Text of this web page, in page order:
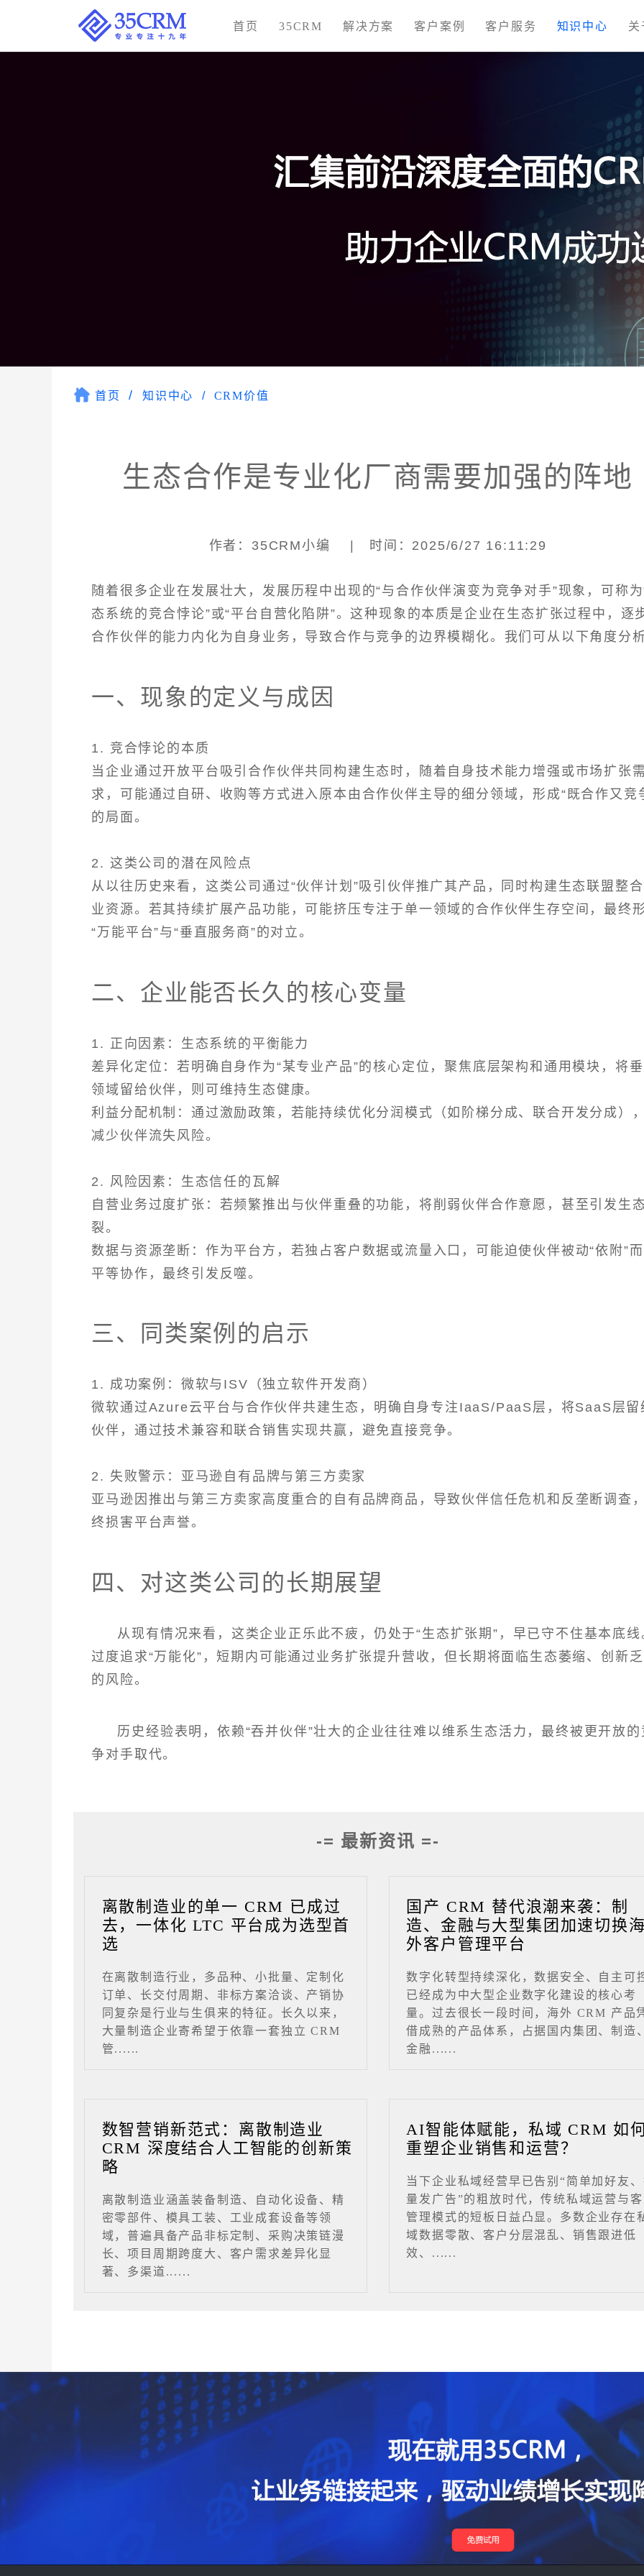
首页 35CRM 解决方案 客户案例 客户服务 知识中心 关
首页 知识中心 CRM价值
生态合作是专业化厂商需要加强的阵地
作者：35CRM小编 | 时间：2025/6/27 16:11:29
随着很多企业在发展壮大，发展历程中出现的“与合作伙伴演变为竞争对手”现象，可称
态系统的竞合悖论”或“平台自营化陷阱”。这种现象的本质是企业在生态扩张过程中，逐
合作伙伴的能力内化为自身业务，导致合作与竞争的边界模糊化。我们可从以下角度分
一、现象的定义与成因
1. 竞合悖论的本质
当企业通过开放平台吸引合作伙伴共同构建生态时，随着自身技术能力增强或市场扩张
求，可能通过自研、收购等方式进入原本由合作伙伴主导的细分领域，形成“既合作又竞
的局面。
2. 这类公司的潜在风险点
从以往历史来看，这类公司通过“伙伴计划”吸引伙伴推广其产品，同时构建生态联盟整
业资源。若其持续扩展产品功能，可能挤压专注于单一领域的合作伙伴生存空间，最终
“万能平台”与“垂直服务商”的对立。
二、企业能否长久的核心变量
1. 正向因素：生态系统的平衡能力
差异化定位：若明确自身作为“某专业产品”的核心定位，聚焦底层架构和通用模块，将
领域留给伙伴，则可维持生态健康。
利益分配机制：通过激励政策，若能持续优化分润模式（如阶梯分成、联合开发分成）
减少伙伴流失风险。
2. 风险因素：生态信任的瓦解
自营业务过度扩张：若频繁推出与伙伴重叠的功能，将削弱伙伴合作意愿，甚至引发生
裂。
数据与资源垄断：作为平台方，若独占客户数据或流量入口，可能迫使伙伴被动“依附”
平等协作，最终引发反噬。
三、同类案例的启示
1. 成功案例：微软与ISV（独立软件开发商）
微软通过Azure云平台与合作伙伴共建生态，明确自身专注IaaS/PaaS层，将SaaS层留
伙伴，通过技术兼容和联合销售实现共赢，避免直接竞争。
2. 失败警示：亚马逊自有品牌与第三方卖家
亚马逊因推出与第三方卖家高度重合的自有品牌商品，导致伙伴信任危机和反垄断调查
终损害平台声誉。
四、对这类公司的长期展望
从现有情况来看，这类企业正乐此不疲，仍处于“生态扩张期”，早已守不住基本底线
过度追求“万能化”，短期内可能通过业务扩张提升营收，但长期将面临生态萎缩、创新
的风险。
历史经验表明，依赖“吞并伙伴”壮大的企业往往难以维系生态活力，最终被更开放的
争对手取代。
-= 最新资讯 =-
离散制造业的单一 CRM 已成过
去，一体化 LTC 平台成为选型首
选
在离散制造行业，多品种、小批量、定制化
订单、长交付周期、非标方案洽谈、产销协
同复杂是行业与生俱来的特征。长久以来，
大量制造企业寄希望于依靠一套独立 CRM
管......
国产 CRM 替代浪潮来袭：制
造、金融与大型集团加速切换
外客户管理平台
数字化转型持续深化，数据安全、自主可
已经成为中大型企业数字化建设的核心考
量。过去很长一段时间，海外 CRM 产品
借成熟的产品体系，占据国内集团、制造
金融......
数智营销新范式：离散制造业
CRM 深度结合人工智能的创新策
略
离散制造业涵盖装备制造、自动化设备、精
密零部件、模具工装、工业成套设备等领
域，普遍具备产品非标定制、采购决策链漫
长、项目周期跨度大、客户需求差异化显
著、多渠道......
AI智能体赋能，私域 CRM 如
重塑企业销售和运营？
当下企业私域经营早已告别“简单加好友
量发广告”的粗放时代，传统私域运营与
管理模式的短板日益凸显。多数企业存在
域数据零散、客户分层混乱、销售跟进低
效、......